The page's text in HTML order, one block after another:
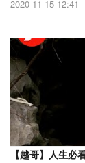
2020-11-15 12:41
【越哥】人生必